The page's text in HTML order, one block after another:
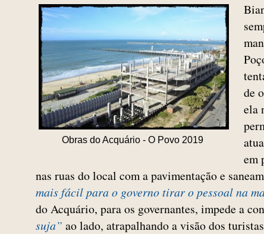
Obras do Acquário - O Povo 2019
de
ela
em
nas ruas do local com a pavimentação e
mais fácil para o governo tirar o pessoal na
do Acquário, para os governantes, impede a
suja” ao lado, atrapalhando a visão dos